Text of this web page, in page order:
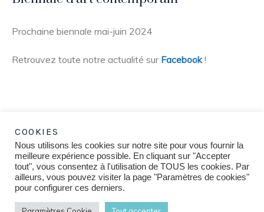
Prochaine biennale mai-juin 2024
Retrouvez toute notre actualité sur Facebook!
COOKIES
Nous utilisons les cookies sur notre site pour vous fournir la
meilleure expérience possible. En cliquant sur "Accepter
tout", vous consentez à l'utilisation de TOUS les cookies. Par
ailleurs, vous pouvez visiter la page "Paramètres de cookies"
pour configurer ces derniers.